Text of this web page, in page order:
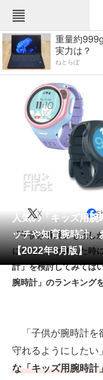
Fav-Logカテゴリー
TOP
インテリア・収納
カメラ
キッチン用品
コンテンツ・サービス
パソコン・タブレット
ペット
工具・DIY
生活家電
空調・季節家電
釣り具・釣り用品
重量約
実力は？
ねとらぼ
人気の「キッズ用
ッチや知育腕時計、
【2022年8月版】
X
「子供が腕時計を欲し
にしたい」と考えた時
計」を検討してみては
腕時計」のランキング
「子供が腕時計を
守れるようにしたい
な「キッズ用腕時計